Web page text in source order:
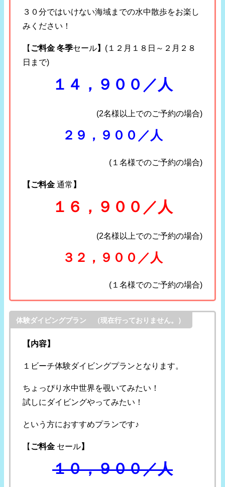
３０分ではいけない海域までの水中散歩をお楽し
みください！
【 ご料金 冬季セール】 (１２月１８日～２月２８
日まで)
１４，９００／人
(2名様以上でのご予約の場合)
２９，９００／人
(１名様でのご予約の場合)
【ご料金 通常 】
１６，９００／人
(2名様以上でのご予約の場合)
３２，９００／人
(１名様でのご予約の場合)
体験ダイビングプラン （現在行っておりません。）
【内容】
１ビーチ体験ダイビングプランとなります。
ちょっぴり水中世界を覗いてみたい！
試しにダイビングやってみたい！
という方におすすめプランです♪
【 ご料金 セール】
１０，９００／人